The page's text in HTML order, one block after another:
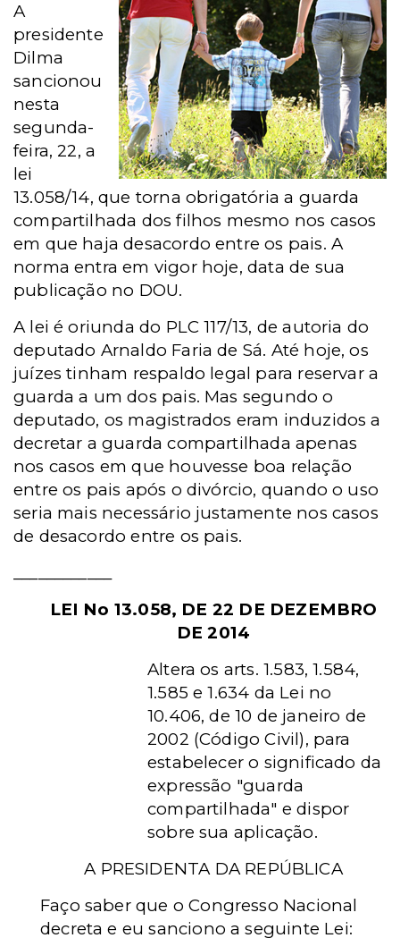
A
presidente
Dilma
sancionou
nesta
segunda-
feira, 22, a
lei
13.058/14, que torna obrigatória a guarda
compartilhada dos filhos mesmo nos casos
em que haja desacordo entre os pais. A
norma entra em vigor hoje, data de sua
publicação no DOU.
A lei é oriunda do PLC 117/13, de autoria do
deputado Arnaldo Faria de Sá. Até hoje, os
juízes tinham respaldo legal para reservar a
guarda a um dos pais. Mas segundo o
deputado, os magistrados eram induzidos a
decretar a guarda compartilhada apenas
nos casos em que houvesse boa relação
entre os pais após o divórcio, quando o uso
seria mais necessário justamente nos casos
de desacordo entre os pais.
LEI No 13.058, DE 22 DE DEZEMBRO
DE 2014
Altera os arts. 1.583, 1.584,
1.585 e 1.634 da Lei no
10.406, de 10 de janeiro de
2002 (Código Civil), para
estabelecer o significado da
expressão "guarda
compartilhada" e dispor
sobre sua aplicação.
A PRESIDENTA DA REPÚBLICA
Faço saber que o Congresso Nacional
decreta e eu sanciono a seguinte Lei: